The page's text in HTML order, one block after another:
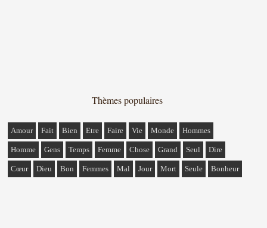
Thèmes populaires
Amour Fait Bien Etre Faire Vie Monde Hommes
Homme Gens Temps Femme Chose Grand Seul Dire
Cœur Dieu Bon Femmes Mal Jour Mort Seule Bonheur